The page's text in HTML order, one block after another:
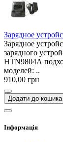
Зарядное
Зарядное
зарядного
HTN9804A
моделей: ..
910,00 грн
Додати до кошика
Інформація